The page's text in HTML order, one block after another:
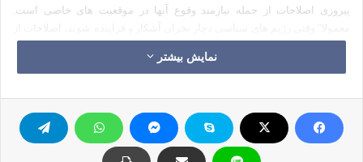
پیروزی اصلاحات از جمله نیازمند وقوع آنها در موقعیت های خاصی است.
موضع ضعف و در واکنش به بحران صورت می گیرد و به همین دلیل ممکن است
خود موجب تشدید بحران شود و اثر مطلوب را باقی نگذارد. برعکس وقتی
نوع نظامی که اصلاحات در آن صورت می گیرد، رژیم های بسته و اقتدار طلب را
باید از رژیم های دموکراتیک جدا نمود. رژیم های اقتدار طلب از این حیث آسیب
پذیرند و ممکن است اندکی اصلاحات، کنترل رژیم ها را اندک اندک تضعیف کند و
به تشویق و تقویت مخالفان نظام و احتمالا" سرنگونی را فروپاشی آنان منجر
نمایش بیشتر